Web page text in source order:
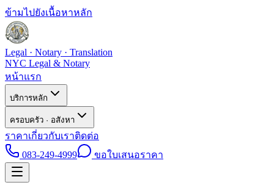
ข้ามไปยังเนื้อหาหลัก
Legal · Notary · Translation
NYC Legal & Notary
หน้าแรก
บริการหลัก
ครอบครัว · อสังหา
ราคาเกี่ยวกับเราติดต่อ
083-249-4999
ขอใบเสนอราคา